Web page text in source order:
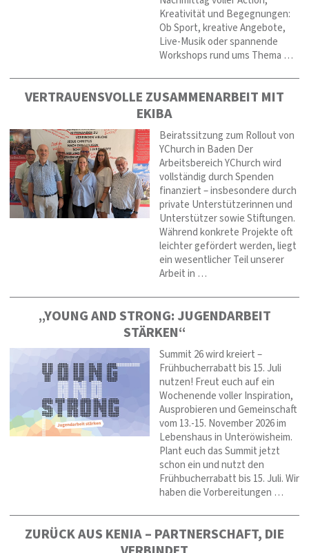
Kreativität und Begegnungen:
Ob Sport, kreative Angebote,
Live-Musik oder spannende
Workshops rund ums Thema …
VERTRAUENSVOLLE ZUSAMMENARBEIT MIT
EKIBA
Beiratssitzung zum Rollout von
YChurch in Baden Der
Arbeitsbereich YChurch wird
vollständig durch Spenden
finanziert – insbesondere durch
private Unterstützerinnen und
Unterstützer sowie Stiftungen.
Während konkrete Projekte oft
leichter gefördert werden, liegt
ein wesentlicher Teil unserer
Arbeit in …
„YOUNG AND STRONG: JUGENDARBEIT
STÄRKEN“
Summit 26 wird kreiert –
Frühbucherrabatt bis 15. Juli
nutzen! Freut euch auf ein
Wochenende voller Inspiration,
Ausprobieren und Gemeinschaft
vom 13.-15. November 2026 im
Lebenshaus in Unteröwisheim.
Plant euch das Summit jetzt
schon ein und nutzt den
Frühbucherrabatt bis 15. Juli. Wir
haben die Vorbereitungen …
ZURÜCK AUS KENIA – PARTNERSCHAFT, DIE